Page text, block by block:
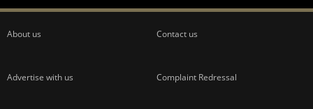
About us Contact us
Advertise with us Complaint Redressal